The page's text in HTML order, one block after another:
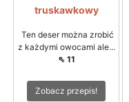
truskawkowy
Ten deser można zrobić
z każdymi owocami ale...
⇖ 11
Zobacz przepis!